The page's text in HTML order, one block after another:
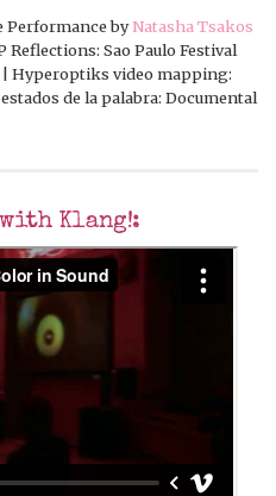
Performance byNatasha Tsakos
Reflections: Sao Paulo Festival
| Hyperoptiks video mapping:
de la palabra: Documental
Klang!: